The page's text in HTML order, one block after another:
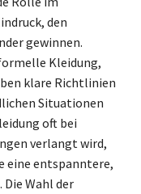
den
gewinnen.
Kleidung,
klare Richtlinien
Situationen
oft bei
verlangt wird,
eine entspanntere,
Wahl der